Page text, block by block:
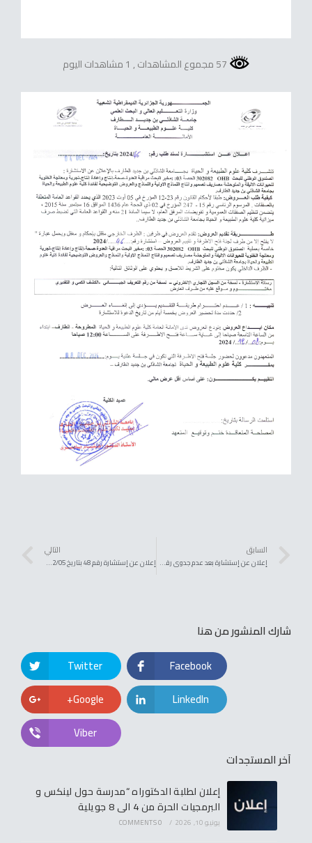
, 1 مشاهدات اليوم
السابق
إعلان عن إستشارة بعد عدم جدوى رقم 38 بتاريخ 2024/12/04 : كلية علوم الطبيعة و الحياة
التالي
إعلان عن إستشارة رقم 48 بتاريخ 2024/12/05 : كلية علوم الطبيعة و الحياة
شارك المنشور من هنا
Twitter
Facebook
Google+
LinkedIn
Viber
آخر المستجدات
إعلان لطلبة الدكتوراه “مدرسة حول لينكس و
البرمجيات الحرة من 4 الى 8 جويلية
يونيو 10, 2026 /
0 COMMENTS